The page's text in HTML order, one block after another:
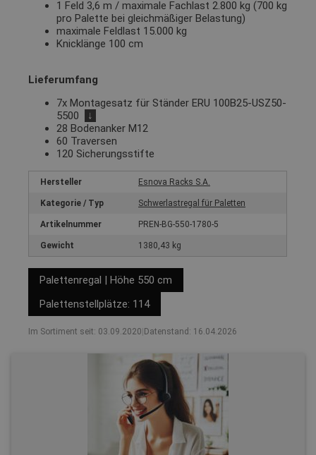
1 Feld 3,6 m / maximale Fachlast 2.800 kg (700 kg
pro Palette bei gleichmäßiger Belastung)
maximale Feldlast 15.000 kg
Knicklänge 100 cm
Lieferumfang
7x Montagesatz für Ständer ERU 100B25-USZ50-
5500
↓
28 Bodenanker M12
60 Traversen
120 Sicherungsstifte
Hersteller Esnova Racks S.A.
Kategorie / Typ Schwerlastregal für Paletten
Artikelnummer PREN-BG-550-1780-5
Gewicht 1380,43 kg
Palettenregal | Höhe 550 cm
Palettenstellplätze: 114
Im Sortiment seit: 03.09.2020 Datenstand: 16.04.2026